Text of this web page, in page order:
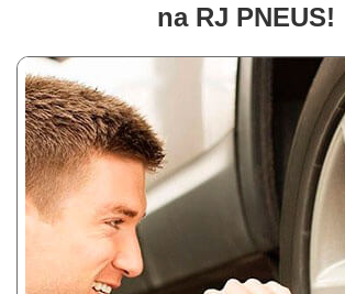
na RJ PNEUS!